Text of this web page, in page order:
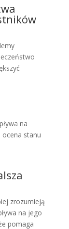
na
ocena stanu
zrozumieją
na jego
pomaga